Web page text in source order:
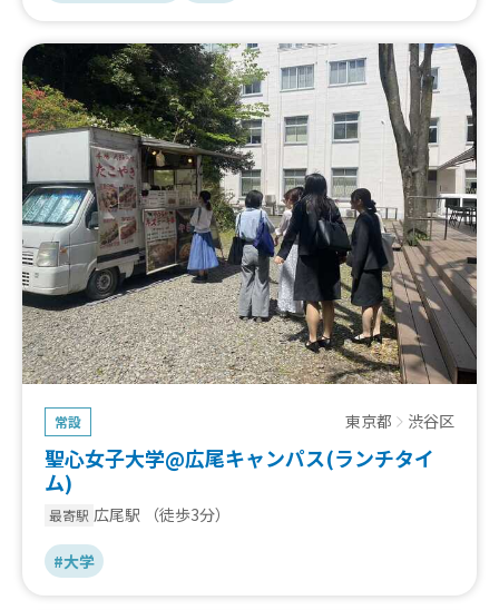
常設 東京都 渋谷区
聖心女子大学@広尾キャンパス(ランチタイ
ム)
最寄駅 広尾駅 （徒歩3分）
#大学